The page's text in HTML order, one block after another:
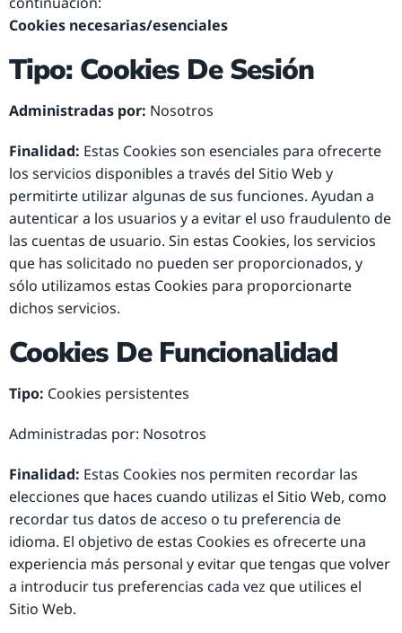
Cookies necesarias/esenciales
Tipo: Cookies De Sesión
Administradas por: Nosotros
Finalidad: Estas Cookies son esenciales para ofrecerte
los servicios disponibles a través del Sitio Web y
permitirte utilizar algunas de sus funciones. Ayudan a
autenticar a los usuarios y a evitar el uso fraudulento de
las cuentas de usuario. Sin estas Cookies, los servicios
que has solicitado no pueden ser proporcionados, y
sólo utilizamos estas Cookies para proporcionarte
dichos servicios.
Cookies De Funcionalidad
Tipo: Cookies persistentes
Administradas por: Nosotros
Finalidad: Estas Cookies nos permiten recordar las
elecciones que haces cuando utilizas el Sitio Web, como
recordar tus datos de acceso o tu preferencia de
idioma. El objetivo de estas Cookies es ofrecerte una
experiencia más personal y evitar que tengas que volver
a introducir tus preferencias cada vez que utilices el
Sitio Web.